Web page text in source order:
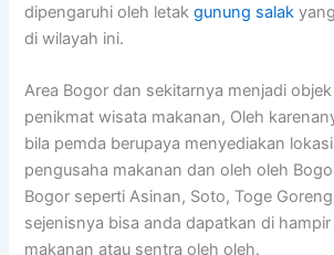
dipengaruhi oleh letakgunung salak
di wilayah ini.
Area Bogor dan sekitarnya menjadi
penikmat wisata makanan, Oleh
bila pemda berupaya menyediakan
pengusaha makanan dan oleh oleh
Bogor seperti Asinan, Soto, Toge
sejenisnya bisa anda dapatkan di
makanan atau sentra oleh oleh.